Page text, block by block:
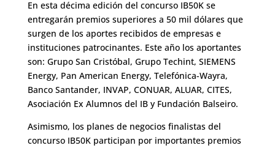
En esta décima edición del concurso IB50K se
entregarán premios superiores a 50 mil dólares que
surgen de los aportes recibidos de empresas e
instituciones patrocinantes. Este año los aportantes
son: Grupo San Cristóbal, Grupo Techint, SIEMENS
Energy, Pan American Energy, Telefónica-Wayra,
Banco Santander, INVAP, CONUAR, ALUAR, CITES,
Asociación Ex Alumnos del IB y Fundación Balseiro.
Asimismo, los planes de negocios finalistas del
concurso IB50K participan por importantes premios